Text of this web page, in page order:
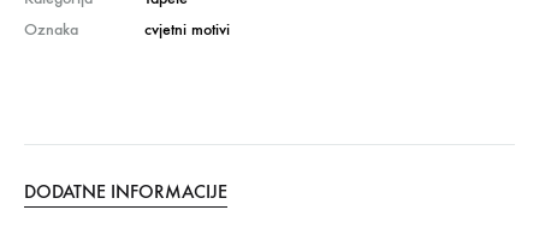
Oznaka
cvjetni motivi
DODATNE INFORMACIJE